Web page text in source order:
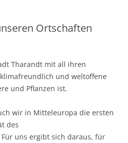
Ortschaften
Tharandt mit all ihren
und weltoffene
und Pflanzen ist.
wir in Mitteleuropa die ersten
des
uns ergibt sich daraus, für